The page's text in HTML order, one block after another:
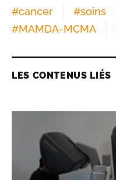
#cancer #soins
#MAMDA-MCMA
LES CONTENUS LIÉS